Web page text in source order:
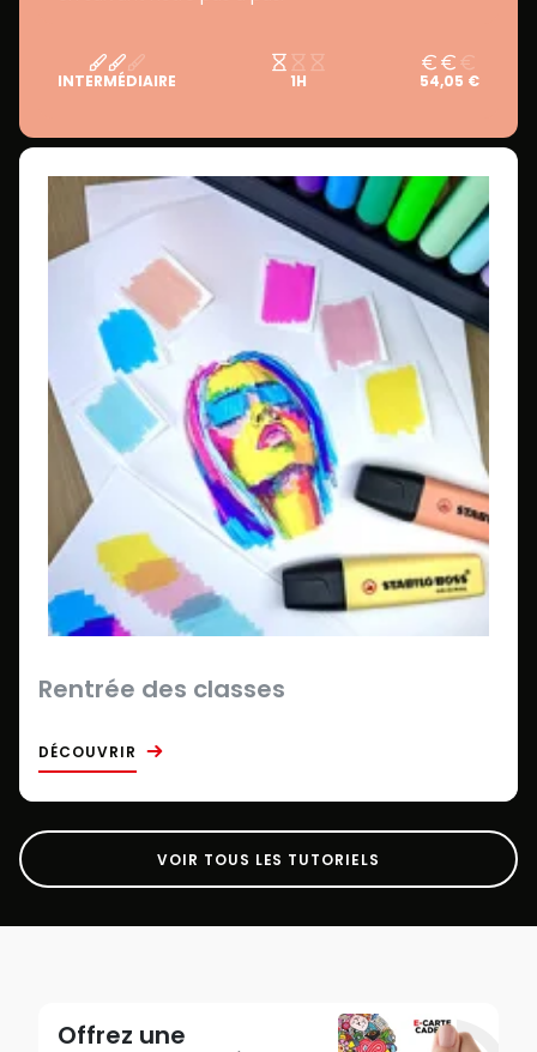
INTERMÉDIAIRE 1H 54,05 €
Rentrée des classes
DÉCOUVRIR
VOIR TOUS LES TUTORIELS
Offrez une